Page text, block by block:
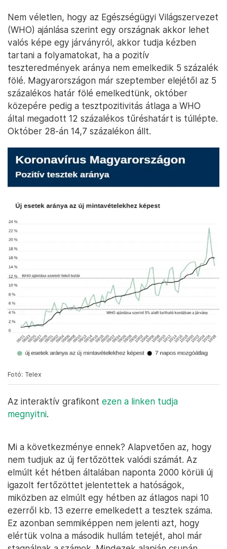
Nem véletlen, hogy az Egészségügyi Világszervezet
(WHO) ajánlása szerint egy országnak akkor lehet
valós képe egy járványról, akkor tudja kézben
tartani a folyamatokat, ha a pozitív
teszteredmények aránya nem emelkedik 5 százalék
fölé. Magyarországon már szeptember elejétől az 5
százalékos határ fölé emelkedtünk, október
közepére pedig a tesztpozitivitás átlaga a WHO
által megadott 12 százalékos tűréshatárt is túllépte.
Október 28-án 14,7 százalékon állt.
Fotó: Telex
Az interaktív grafikont ezen a linken tudja
megnyitni.
Mi a következménye ennek? Alapvetően az, hogy
nem tudjuk az új fertőzöttek valódi számát. Az
elmúlt két hétben általában naponta 2000 körüli új
igazolt fertőzöttet jelentettek a hatóságok,
miközben az elmúlt egy hétben az átlagos napi 10
ezerről kb. 13 ezerre emelkedett a tesztek száma.
Ez azonban semmiképpen nem jelenti azt, hogy
elértük volna a második hullám tetejét, ahol már